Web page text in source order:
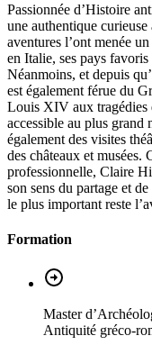
Passionnée d’Histoire
une authentique
aventures l’ont menée
en Italie, ses pays
Néanmoins, et depuis
est également férue du
Louis XIV aux tragédies
accessible au plus grand
également des visites
des châteaux et musées.
professionnelle, Claire
son sens du partage et
le plus important reste
Formation
Master
Antiquité gréco-